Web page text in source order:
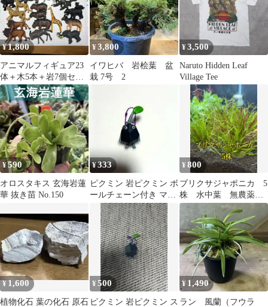
¥1,800
アニマルフィギュア23
体＋木5本＋岩7個セッ
ト
¥3,800
イワヒバ 岩桧葉 盆
栽 7号 2
¥3,500
Naruto Hidden Leaf
Village Tee
¥590
オロスタキス 玄海岩蓮
華 抜き苗 No.150
¥333
ピクミン 岩ピクミン ボ
ールチェーン付き マス
コット
¥800
ブリクサジャポニカ 5
株 水中葉 無農薬
郵送
¥1,600
植物化石 葉の化石 原石
¥500
ピクミン 岩ピクミン ス
¥ 1,490
ラン 風蘭（フウラ